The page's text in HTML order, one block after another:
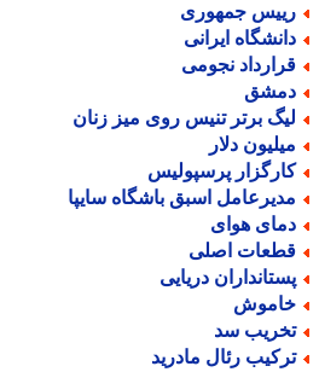
جمهوری
ایرانی
نجومی
برتر تنیس روی میز زنان
دلار
پرسپولیس
اسبق باشگاه سایپا
هوای
اصلی
دریایی
سد
رئال مادرید